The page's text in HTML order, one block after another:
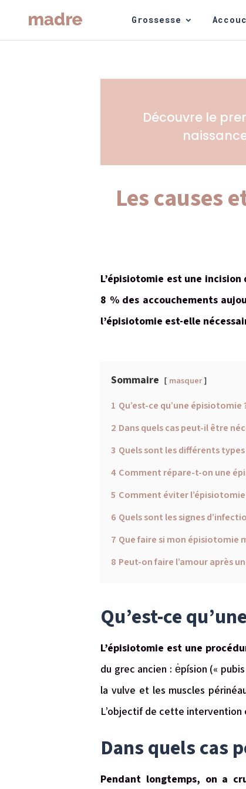
Grossesse
Découvre le
Les causes
L’épisiotomie est une
8 % des accouchements
l’épisiotomie est-elle
Sommaire masquer
1 Qu’est-ce qu’une épisiotomie
2 Dans quels cas peut-il être
3 Quels sont les différents
4 Comment répare-t-on une
5 Comment éviter
6 Quels sont les signes
7 Que faire si mon épisiotomie
8 Peut-on faire l’amour après
Qu’est-ce
L’épisiotomie est une
du grec ancien : e̍písion («
la vulve et les muscles
L’objectif de cette intervention
Dans quels cas
Pendant longtemps, on a